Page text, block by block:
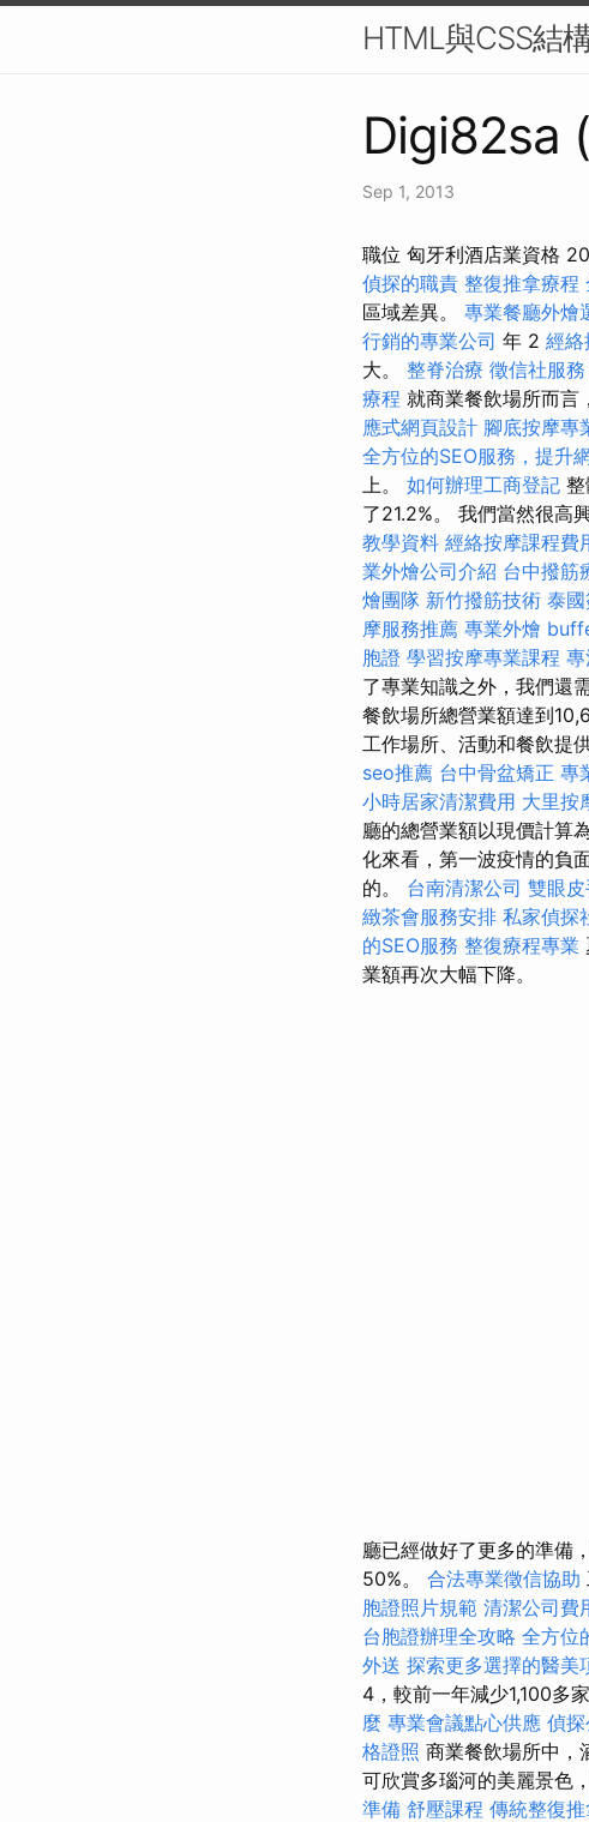
HTML與CSS結
Digi82sa
Sep 1, 2013
職位 匈牙利酒店業資格
偵探的職責 整復推拿療程
區域差異。 專業餐廳外燴
行銷的專業公司 年 2 經絡
大。 整脊治療 徵信社服務
療程 就商業餐飲場所而言
應式網頁設計 腳底按摩專
全方位的SEO服務，提升
上。 如何辦理工商登記
了21.2%。 我們當然很高
教學資料 經絡按摩課程費
業外燴公司介紹 台中撥筋
燴團隊 新竹撥筋技術 泰
摩服務推薦 專業外燴
胞證 學習按摩專業課程
了專業知識之外，我們還
餐飲場所總營業額達到
工作場所、活動和餐飲提
seo推薦 台中骨盆矯正 專
小時居家清潔費用 大里按
廳的總營業額以現價計算
化來看，第一波疫情的負
的。 台南清潔公司 雙眼
緻茶會服務安排 私家偵探
的SEO服務 整復療程專業
業額再次大幅下降。
廳已經做好了更多的準備
50%。 合法專業徵信協助
胞證照片規範 清潔公司費
台胞證辦理全攻略 全方位
外送 探索更多選擇的醫美
4，較前一年減少1,100多
麼 專業會議點心供應 偵
格證照 商業餐飲場所中，
可欣賞多瑙河的美麗景色
準備 舒壓課程 傳統整復